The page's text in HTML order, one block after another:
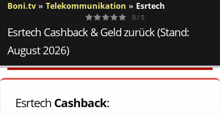
Boni.tv Telekommunikation Esrtech
0Votes
0 / 5
Esrtech Cashback & Geld zurück (Stand:
August 2026)
Esrtech Cashback: